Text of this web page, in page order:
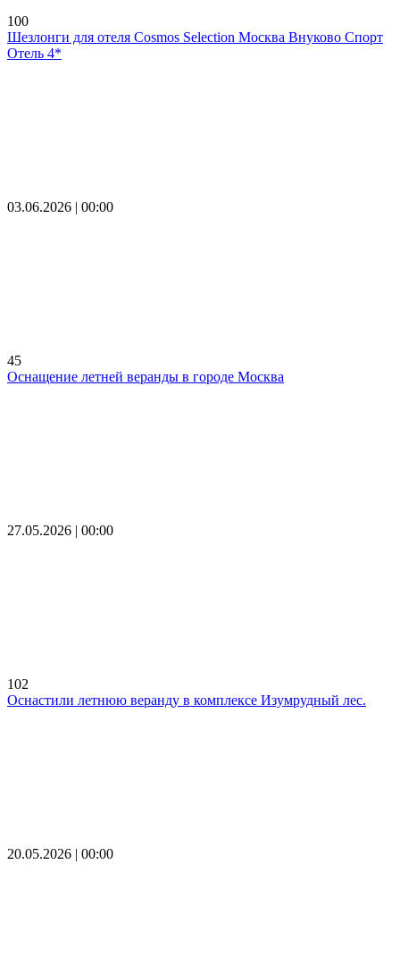
100
Шезлонги для отеля Cosmos Selection Москва Внуково Спорт
Отель 4*
03.06.2026 | 00:00
45
Оснащение летней веранды в городе Москва
27.05.2026 | 00:00
102
Оснастили летнюю веранду в комплексе Изумрудный лес.
20.05.2026 | 00:00